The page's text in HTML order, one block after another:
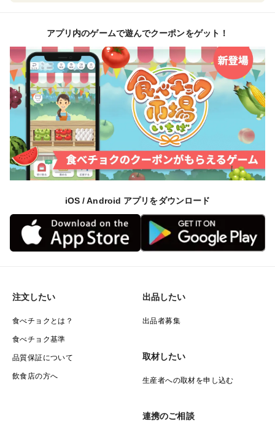
アプリ内のゲームで遊んでクーポンをゲット！
iOS / Android アプリをダウンロード
注文したい
食べチョクとは？
食べチョク基準
品質保証について
飲食店の方へ
出品したい
出品者募集
取材したい
生産者への取材を申し込む
連携のご相談